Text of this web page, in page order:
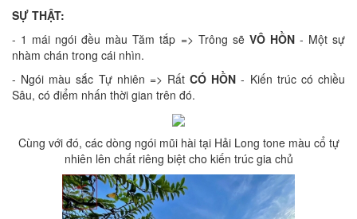
SỰ THẬT:
- 1 mái ngói đều màu Tăm tắp => Trông sẽ VÔ HỒN- Một sự
nhàm chán trong cái nhìn.
- Ngói màu sắc Tự nhiên => Rất CÓ HỒN - Kiến trúc có chiều
Sâu, có điểm nhấn thời gian trên đó.
Cùng với đó, các dòng ngói mũi hài tại Hải Long tone màu cổ tự
nhiên lên chất riêng biệt cho kiến trúc gia chủ